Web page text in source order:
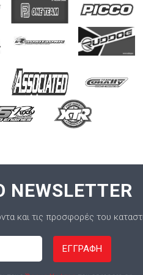
και τις προσφορές του
ΕΓΓΡΑΦΗ